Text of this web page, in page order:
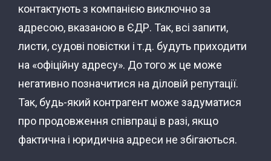
контактують з компанією виключно за
адресою, вказаною в ЄДР. Так, всі запити,
листи, судові повістки і т.д. будуть приходити
на «офіційну адресу». До того ж це може
негативно позначитися на діловій репутації.
Так, будь-який контрагент може задуматися
про продовження співпраці в разі, якщо
фактична і юридична адреси не збігаються.